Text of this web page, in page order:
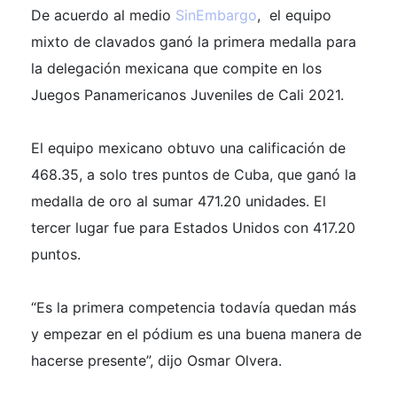
De acuerdo al medio SinEmbargo, el equipo
mixto de clavados ganó la primera medalla para
la delegación mexicana que compite en los
Juegos Panamericanos Juveniles de Cali 2021.
El equipo mexicano obtuvo una calificación de
468.35, a solo tres puntos de Cuba, que ganó la
medalla de oro al sumar 471.20 unidades. El
tercer lugar fue para Estados Unidos con 417.20
puntos.
“Es la primera competencia todavía quedan más
y empezar en el pódium es una buena manera de
hacerse presente”, dijo Osmar Olvera.